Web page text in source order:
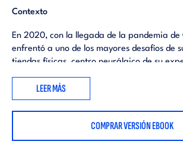
Contexto
En 2020, con la llegada de la pandemia de
enfrentó a uno de los mayores desafíos de
tiendas físicas, centro neurálgico de su
tuvieron que cerrar temporalmente en
empresa, conocida por su modelo de
experiencia presencial, se vio obligada a
estrategia de marketing y comunicación
nuevo contexto digital y al cambio en el
consumidor.
LEER MÁS
COMPRAR VERSIÓN EBOOK